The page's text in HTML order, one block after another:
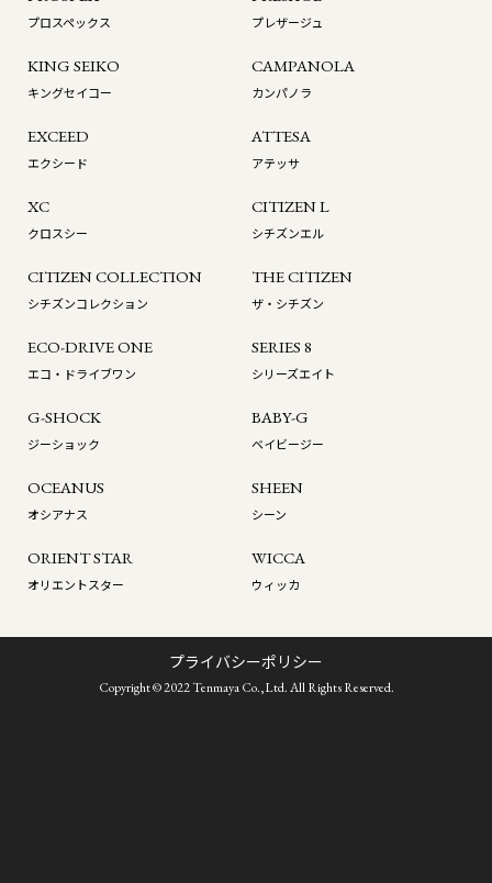
プロスペックス プレザージュ
KING SEIKO
キングセイコー
CAMPANOLA
カンパノラ
EXCEED
エクシード
ATTESA
アテッサ
XC
クロスシー
CITIZEN L
シチズンエル
CITIZEN COLLECTION
シチズンコレクション
THE CITIZEN
ザ・シチズン
ECO-DRIVE ONE
エコ・ドライブワン
SERIES 8
シリーズエイト
G-SHOCK
ジーショック
BABY-G
ベイビージー
OCEANUS
オシアナス
SHEEN
シーン
ORIENT STAR
オリエントスター
WICCA
ウィッカ
プライバシーポリシー
Copyright © 2022 Tenmaya Co.,Ltd. All Rights Reserved.